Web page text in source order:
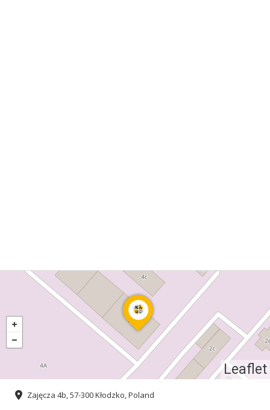
Leaflet
Zajęcza 4b, 57-300 Kłodzko, Poland